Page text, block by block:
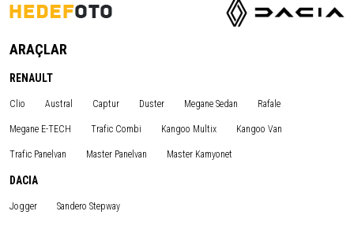
ARAÇLAR
RENAULT
Clio Austral Captur Duster Megane Sedan Rafale
Megane E-TECH Trafic Combi Kangoo Multix Kangoo Van
Trafic Panelvan Master Panelvan Master Kamyonet
DACIA
Jogger Sandero Stepway